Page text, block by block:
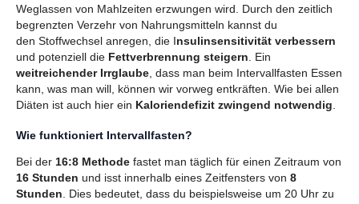
Weglassen von Mahlzeiten erzwungen wird. Durch den zeitlich
begrenzten Verzehr von Nahrungsmitteln kannst du
den Stoffwechsel anregen, die Insulinsensitivität verbessern
und potenziell die Fettverbrennung steigern . Ein
weitreichender Irrglaube , dass man beim Intervallfasten Essen
kann, was man will, können wir vorweg entkräften. Wie bei allen
Diäten ist auch hier ein Kaloriendefizit zwingend notwendig
Wie funktioniert Intervallfasten?
Bei der 16:8 Methode fastet man täglich für einen Zeitraum von
16 Stunden und isst innerhalb eines Zeitfensters von 8
Stunden . Dies bedeutet, dass du beispielsweise um 20 Uhr zu